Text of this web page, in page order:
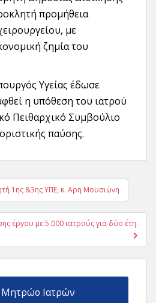
προμήθεια
με
ζημία του
Υγείας έδωσε
η υπόθεση του ιατρού
Πειθαρχικό Συμβούλιο
παύσης.
1ης &3ης ΥΠΕ, κ. Αρη Μουσιώνη
έργου με 5.000 ιατρούς για δύο έτη.
Μητρώο Ιατρών